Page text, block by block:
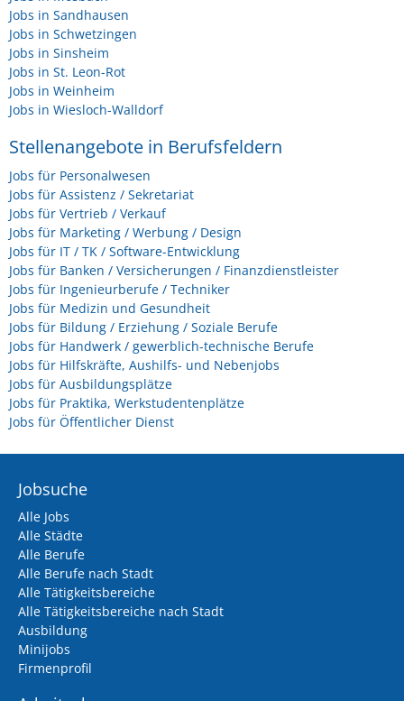
Jobs in Sandhausen
Jobs in Schwetzingen
Jobs in Sinsheim
Jobs in St. Leon-Rot
Jobs in Weinheim
Jobs in Wiesloch-Walldorf
Stellenangebote in Berufsfeldern
Jobs für Personalwesen
Jobs für Assistenz / Sekretariat
Jobs für Vertrieb / Verkauf
Jobs für Marketing / Werbung / Design
Jobs für IT / TK / Software-Entwicklung
Jobs für Banken / Versicherungen / Finanzdienstleister
Jobs für Ingenieurberufe / Techniker
Jobs für Medizin und Gesundheit
Jobs für Bildung / Erziehung / Soziale Berufe
Jobs für Handwerk / gewerblich-technische Berufe
Jobs für Hilfskräfte, Aushilfs- und Nebenjobs
Jobs für Ausbildungsplätze
Jobs für Praktika, Werkstudentenplätze
Jobs für Öffentlicher Dienst
Jobsuche
Alle Jobs
Alle Städte
Alle Berufe
Alle Berufe nach Stadt
Alle Tätigkeitsbereiche
Alle Tätigkeitsbereiche nach Stadt
Ausbildung
Minijobs
Firmenprofil